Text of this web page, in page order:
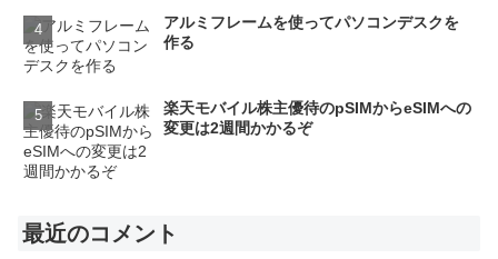
アルミフレームを使ってパソコンデスクを
作る
楽天モバイル株主優待のpSIMからeSIMへの
変更は2週間かかるぞ
最近のコメント